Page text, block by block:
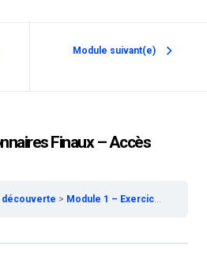
Module suivant(e)
Finaux – Accès
découverte Module 1 – Exercice de la Médecine Esthétique – Accès découverte